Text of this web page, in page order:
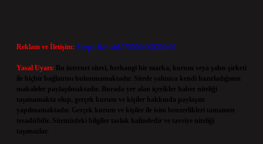
Reklam ve İletişim: Skype: live:.cid.575569c608265c69
Yasal Uyarı:
Bu internet sitesi, herhangi bir marka, kurum veya şahıs şirketi
ile hiçbir bağlantısı bulunmamaktadır. Sitede yalnızca kendi hazırladığımız
makaleler paylaşılmaktadır. Burada yer alan içerikler haber niteliği
taşımamakta olup, gerçek kurum ve kişiler hakkında paylaşım
yapılmamaktadır. Gerçek kurum ve kişiler ile isim benzerlikleri tamamen
tesadüfidir. Sitemizdeki bilgiler taslak halindedir ve tavsiye niteliği
taşımazlar.